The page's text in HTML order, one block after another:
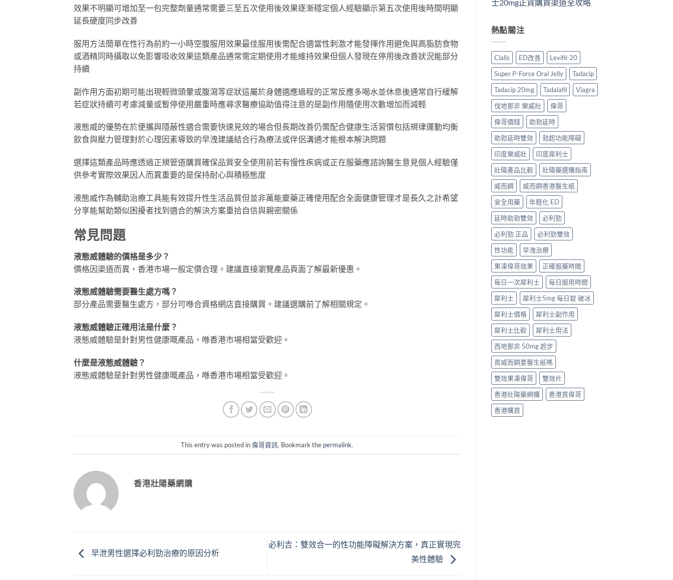
效果不明顯可增加至一包完整劑量通常需要三至五次使用後效果逐漸穩定個人經驗顯示第五次使用後時間明顯
延長硬度同步改善
服用方法簡單在性行為前約一小時空腹服用效果最佳服用後需配合適當性刺激才能發揮作用避免與高脂肪食物
或酒精同時攝取以免影響吸收效果這類產品通常需定期使用才能維持效果但個人發現在停用後改善狀況能部分
持續
副作用方面初期可能出現輕微頭暈或腹瀉等症狀這屬於身體適應過程的正常反應多喝水並休息後通常自行緩解
若症狀持續可考慮減量或暫停使用嚴重時應尋求醫療協助值得注意的是副作用隨使用次數增加而減輕
液態威的優勢在於便攜與隱蔽性適合需要快速見效的場合但長期改善仍需配合健康生活習慣包括規律運動均衡
飲食與壓力管理對於心理因素導致的早洩建議結合行為療法或伴侶溝通才能根本解決問題
選擇這類產品時應透過正規管道購買確保品質安全使用前若有慢性疾病或正在服藥應諮詢醫生意見個人經驗僅
供參考實際效果因人而異重要的是保持耐心與積極態度
液態威作為輔助治療工具能有效提升性生活品質但並非萬能靈藥正確使用配合全面健康管理才是長久之計希望
分享能幫助類似困擾者找到適合的解決方案重拾自信與親密關係
常見問題
液態威體驗的價格是多少？
價格因渠道而異，香港市場一般定價合理。建議直接瀏覽產品頁面了解最新優惠。
液態威體驗需要醫生處方嗎？
部分產品需要醫生處方，部分可喺合資格網店直接購買。建議選購前了解相關規定。
液態威體驗正確用法是什麼？
液態威體驗是針對男性健康嘅產品，喺香港市場相當受歡迎。
什麼是液態威體驗？
液態威體驗是針對男性健康嘅產品，喺香港市場相當受歡迎。
This entry was posted in偉哥資訊. Bookmark the permalink.
香港壯陽藥網購
早泄男性選擇必利勁治療的原因分析
必利吉：雙效合一的性功能障礙解決方案，真正實現完
美性體驗
士20mg正貨購買渠道全攻略
熱點關注
Cialis ED改善
Levifil-20
Super P-Force Oral Jelly
Tadacip
Tadacip 20mg
Tadalafil
Viagra
伐地那非 樂威壯
偉哥
偉哥價錢
助勃延時
助勃延時雙效
勃起功能障礙
印度樂威壯
印度犀利士
壯陽產品比較
壯陽藥選購指南
威而鋼
威而鋼香港醫生紙
安全用藥
年輕化 ED
延時助勃雙效
必利勁
必利勁 正品
必利勁雙效
性功能
早洩治療
果凍偉哥效果
正確服藥時間
每日一次犀利士
每日服用時間
犀利士
犀利士5mg 每日錠 破冰
犀利士價格
犀利士副作用
犀利士比較
犀利士用法
西地那非 50mg 起步
買威而鋼要醫生紙嗎
雙效果凍偉哥
雙效片
香港壯陽藥網購
香港買偉哥
香港購買